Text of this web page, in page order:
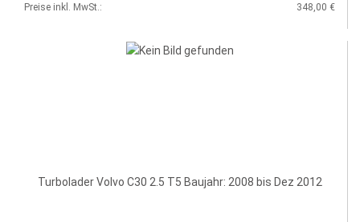
Preise inkl. MwSt.:
348,00 €
Turbolader Volvo C30 2.5 T5 Baujahr: 2008 bis Dez 2012